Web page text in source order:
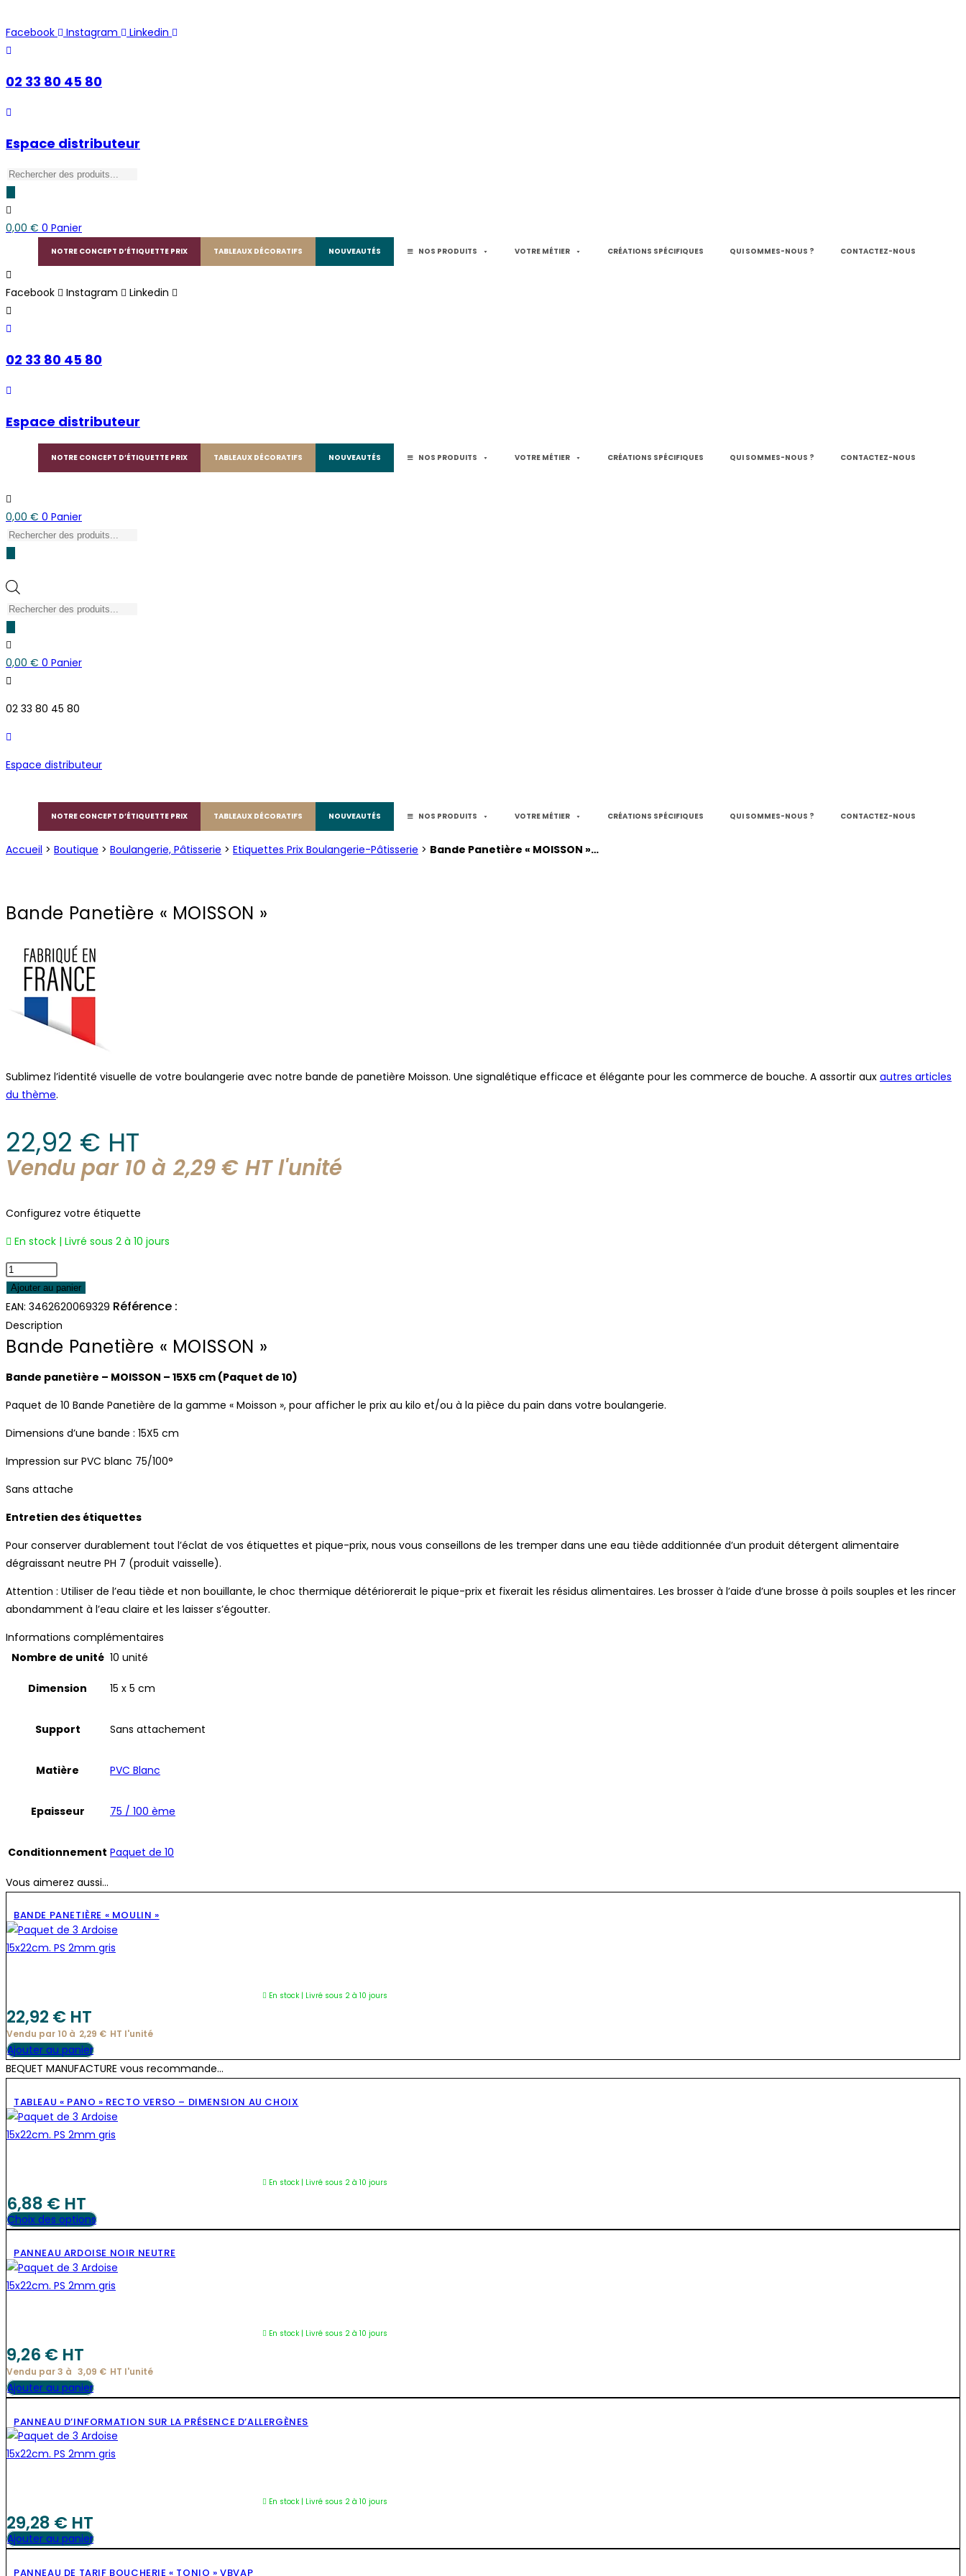
to
content
Facebook Instagram Linkedin
02 33 80 45 80
Espace distributeur
Recherche
produits
0,00 € 0 Panier
NOTRE CONCEPT D’ÉTIQUETTE PRIX TABLEAUX DÉCORATIFS NOUVEAUTÉS NOS PRODUITS VOTRE MÉTIER CRÉATIONS SPÉCIFIQUES QUI SOMMES-NOUS ? CONTACTEZ-NOUS
Facebook Instagram Linkedin
02 33 80 45 80
Espace distributeur
NOTRE CONCEPT D’ÉTIQUETTE PRIX TABLEAUX DÉCORATIFS NOUVEAUTÉS NOS PRODUITS VOTRE MÉTIER CRÉATIONS SPÉCIFIQUES QUI SOMMES-NOUS ? CONTACTEZ-NOUS
0,00 € 0 Panier
Recherche
Recherche
de
produits
0,00 € 0 Panier
02 33 80 45 80
Espace distributeur
NOTRE CONCEPT D’ÉTIQUETTE PRIX TABLEAUX DÉCORATIFS NOUVEAUTÉS NOS PRODUITS VOTRE MÉTIER CRÉATIONS SPÉCIFIQUES QUI SOMMES-NOUS ? CONTACTEZ-NOUS
Accueil > Boutique > Boulangerie, Pâtisserie > Etiquettes Prix Boulangerie-Pâtisserie > Bande Panetière « MOISSON »…
Bande Panetière « MOISSON »
Sublimez l’identité visuelle de votre boulangerie avec notre bande de panetière Moisson. Une signalétique efficace et élégante pour les commerce de bouche. A assortir aux autres articles
du thème.
22,92 € HT
Vendu par 10 à 2,29€ HT l'unité
Configurez votre étiquette
En stock | Livré sous 2 à 10 jours
quantité
de
Bande
Panetière
« MOISSON »
Ajouter au panier
EAN: 3462620069329 Référence :
Description
Bande Panetière « MOISSON »
Bande panetière – MOISSON – 15X5 cm (Paquet de 10)
Paquet de 10 Bande Panetière de la gamme « Moisson », pour afficher le prix au kilo et/ou à la pièce du pain dans votre boulangerie.
Dimensions d’une bande : 15X5 cm
Impression sur PVC blanc 75/100°
Sans attache
Entretien des étiquettes
Pour conserver durablement tout l’éclat de vos étiquettes et pique-prix, nous vous conseillons de les tremper dans une eau tiède additionnée d’un produit détergent alimentaire
dégraissant neutre PH 7 (produit vaisselle).
Attention : Utiliser de l’eau tiède et non bouillante, le choc thermique détériorerait le pique-prix et fixerait les résidus alimentaires. Les brosser à l’aide d’une brosse à poils souples et les rincer
abondamment à l’eau claire et les laisser s’égoutter.
Informations complémentaires
Nombre de unité 10 unité
Dimension 15 x 5 cm
Support Sans attachement
Matière PVC Blanc
Epaisseur 75 / 100 ème
Conditionnement Paquet de 10
Vous aimerez aussi...
BANDE PANETIÈRE « MOULIN »
En stock | Livré sous 2 à 10 jours
22,92 € HT
Vendu par 10 à 2,29 € HT l'unité
Ajouter au panier
BEQUET MANUFACTURE vous recommande...
TABLEAU « PANO » RECTO VERSO – DIMENSION AU CHOIX
En stock | Livré sous 2 à 10 jours
6,88 € HT
Choix des optionsCe
a
plusieurs
variations.
sur
la
page
du
PANNEAU ARDOISE NOIR NEUTRE
En stock | Livré sous 2 à 10 jours
9,26 € HT
Vendu par 3 à 3,09 € HT l'unité
Ajouter au panier
PANNEAU D’INFORMATION SUR LA PRÉSENCE D’ALLERGÈNES
En stock | Livré sous 2 à 10 jours
29,28 € HT
Ajouter au panier
PANNEAU DE TARIF BOUCHERIE « TONIO » VBVAP